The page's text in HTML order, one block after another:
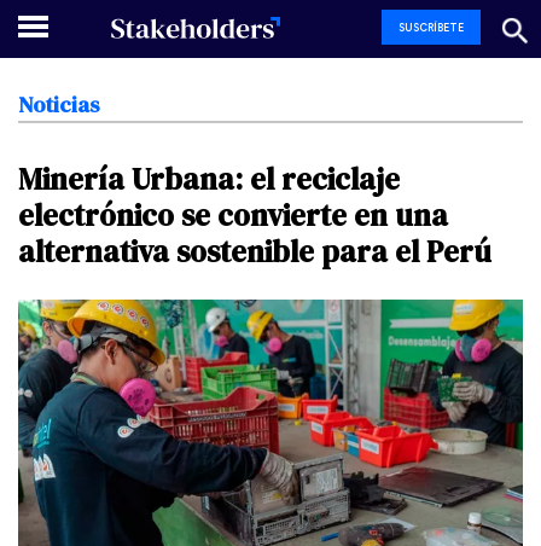
SUSCRÍBETE
Noticias
MineríaUrbana: el reciclaje
electrónico se convierte en una
alternativa sostenible para elPerú